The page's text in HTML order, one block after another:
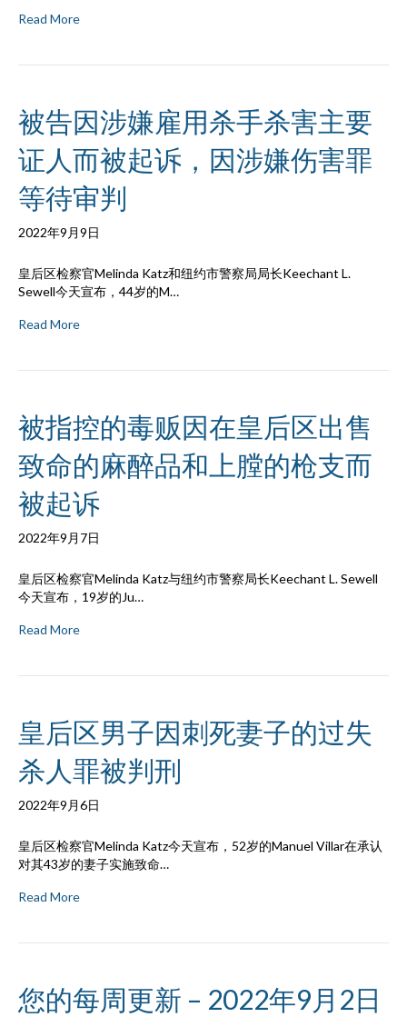
Read More
被告因涉嫌雇用杀手杀害主要
证人而被起诉，因涉嫌伤害罪
等待审判
2022年9月9日
皇后区检察官Melinda Katz和纽约市警察局局长Keechant L.
Sewell今天宣布，44岁的M…
Read More
被指控的毒贩因在皇后区出售
致命的麻醉品和上膛的枪支而
被起诉
2022年9月7日
皇后区检察官Melinda Katz与纽约市警察局长Keechant L. Sewell
今天宣布，19岁的Ju…
Read More
皇后区男子因刺死妻子的过失
杀人罪被判刑
2022年9月6日
皇后区检察官Melinda Katz今天宣布，52岁的Manuel Villar在承认
对其43岁的妻子实施致命…
Read More
您的每周更新 – 2022年9月2日